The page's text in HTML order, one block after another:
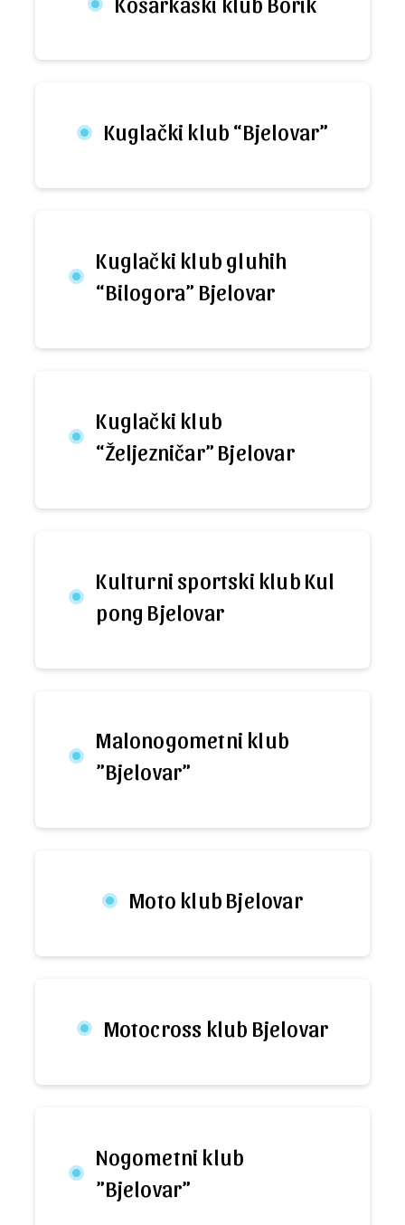
Kuglački klub “Bjelovar”
Kuglački klub gluhih
“Bilogora” Bjelovar
Kuglački klub
“Željezničar” Bjelovar
Kulturni sportski klub Kul
pong Bjelovar
Malonogometni klub
”Bjelovar”
Moto klub Bjelovar
Motocross klub Bjelovar
Nogometni klub
”Bjelovar”